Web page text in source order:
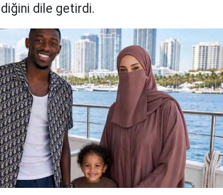
dile getirdi.